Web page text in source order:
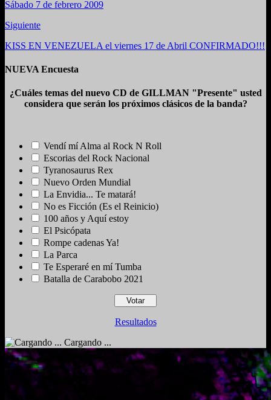
Sábado 7 de febrero 2009
Siguiente
KISS EN VENEZUELA el viernes 17 de Abril CONFIRMADO!!!
NUEVA Encuesta
¿Cuáles temas del nuevo CD de GILLMAN "Presente" usted
considera que serán los próximos clásicos de la banda?
Vendí mí Alma al Rock N Roll
Escorias del Rock Nacional
Tyranosaurus Rex
Nuevo Orden Mundial
La Envidia... Te matará!
No es Ficción (Es el Reinicio)
100 años y Aquí estoy
El Psicópata
Rompe cadenas Ya!
La Parca
Te Esperaré en mí Tumba
Batalla de Carabobo 2021
Resultados
Cargando ...